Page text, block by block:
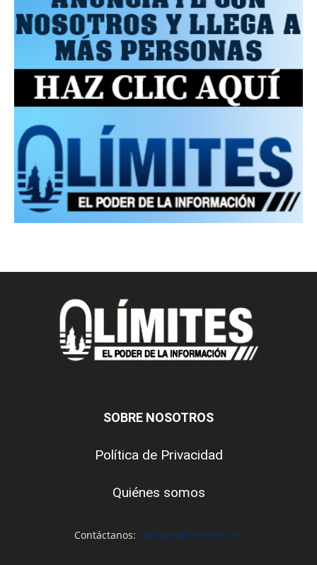
SOBRE NOSOTROS
Política de Privacidad
Quiénes somos
Contáctanos: contacto@0limites.mx